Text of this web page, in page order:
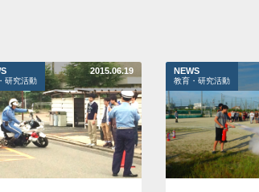
研究活動
2015.06.19 NEWS
教育・研究活動